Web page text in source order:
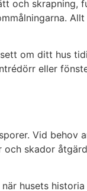
och skrapning,
om ditt hus
eller
Vid behov
skador
husets